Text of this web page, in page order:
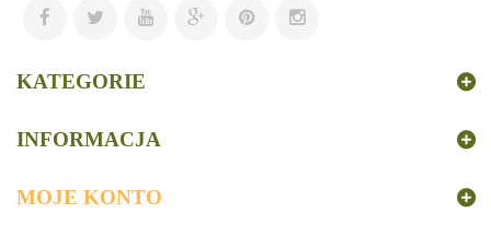
KATEGORIE
INFORMACJA
MOJE KONTO